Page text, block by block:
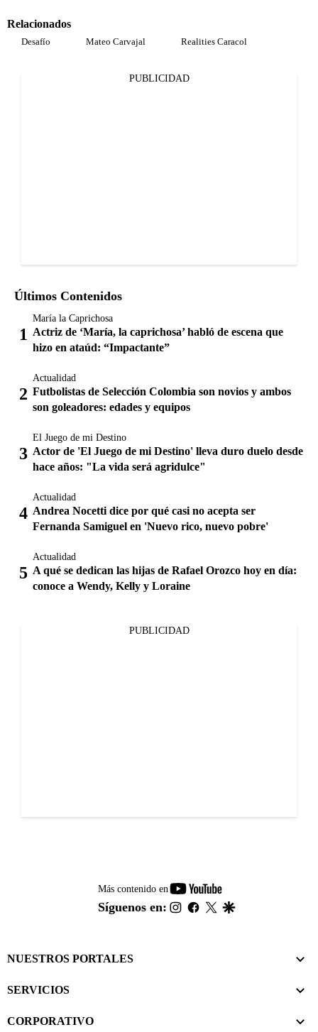
Relacionados
Desafío Mateo Carvajal Realities Caracol
PUBLICIDAD
Últimos Contenidos
María la Caprichosa
Actriz de ‘María, la caprichosa’ habló de escena que
hizo en ataúd: “Impactante”
Actualidad
Futbolistas de Selección Colombia son novios y ambos
son goleadores: edades y equipos
El Juego de mi Destino
Actor de 'El Juego de mi Destino' lleva duro duelo desde
hace años: "La vida será agridulce"
Actualidad
Andrea Nocetti dice por qué casi no acepta ser
Fernanda Samiguel en 'Nuevo rico, nuevo pobre'
Actualidad
A qué se dedican las hijas de Rafael Orozco hoy en día:
conoce a Wendy, Kelly y Loraine
PUBLICIDAD
Más contenido en
youtube-
footer
Síguenos en: instagram
facebook
twitter
NUESTROS PORTALES
SERVICIOS
CORPORATIVO